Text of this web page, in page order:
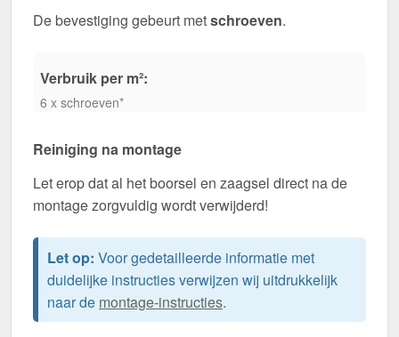
De bevestiging gebeurt metschroeven.
Verbruik per m²:
6 x schroeven*
Reiniging na montage
Let erop dat al het boorsel en zaagsel direct na de
montage zorgvuldig wordt verwijderd!
Let op: Voor gedetailleerde informatie met
duidelijke instructies verwijzen wij uitdrukkelijk
naar de montage-instructies.